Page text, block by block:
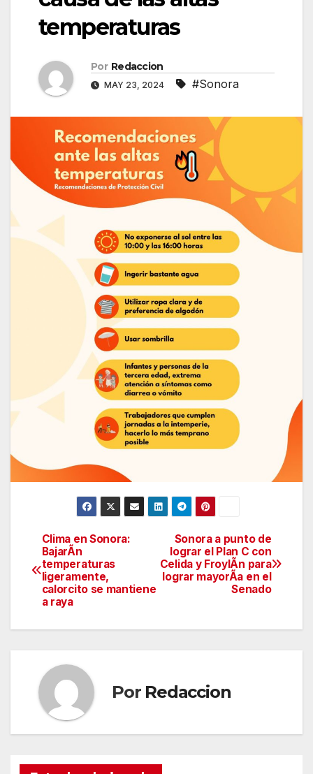
temperaturas
Por Redaccion
MAY 23, 2024 #Sonora
Navegación
de
entradas
Sonora a punto de
lograr el Plan C con
Celida y FroylÃn para
lograr mayorÃa en el
Senado
Clima en Sonora:
BajarÃn
temperaturas
ligeramente,
calorcito se mantiene
a raya
Por Redaccion